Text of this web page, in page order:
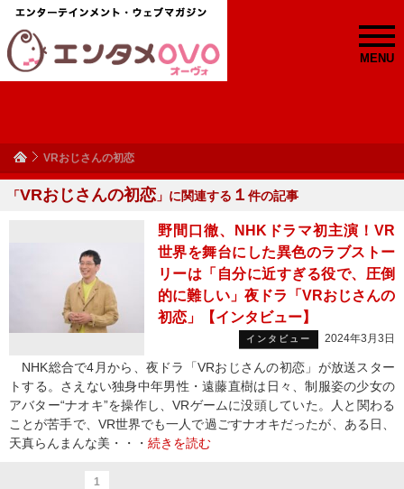
MENU
VRおじさんの初恋
「VRおじさんの初恋 」に関連する １ 件の記事
野間口徹、NHKドラマ初主演！VR
世界を舞台にした異色のラブストー
リーは「自分に近すぎる役で、圧倒
的に難しい」夜ドラ「VRおじさんの
初恋」【インタビュー】
インタビュー 2024年3月3日
NHK総合で4月から、夜ドラ「VRおじさんの初恋」が放送スター
トする。さえない独身中年男性・遠藤直樹は日々、制服姿の少女の
アバター“ナオキ”を操作し、VRゲームに没頭していた。人と関わる
ことが苦手で、VR世界でも一人で過ごすナオキだったが、ある日、
天真らんまんな美・・・ 続きを読む
1